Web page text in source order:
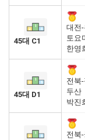
45대 C1
대전
토요
한영
45대 D1
전북
두산
박진
전북